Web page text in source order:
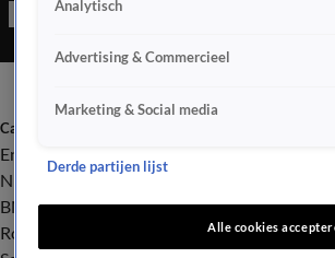
Categorieën
Entertainment
Nieuws
BN'ers
Royalty
Analytisch
Advertising & Commercieel
Marketing & Social media
Derde partijen lijst
Alle cookies